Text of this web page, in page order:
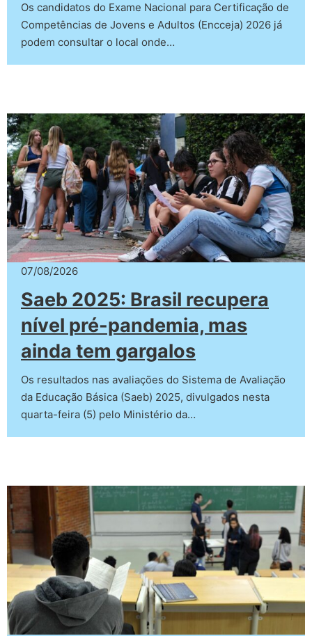
Os candidatos do Exame Nacional para Certificação de
Competências de Jovens e Adultos (Encceja) 2026 já
podem consultar o local onde…
07/08/2026
Saeb 2025: Brasil recupera
nível pré-pandemia, mas
ainda tem gargalos
Os resultados nas avaliações do Sistema de Avaliação
da Educação Básica (Saeb) 2025, divulgados nesta
quarta-feira (5) pelo Ministério da…